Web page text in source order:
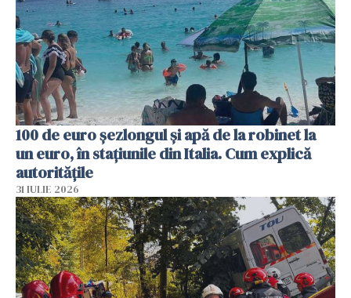
100 de euro șezlongul și apă de la robinet la
un euro, în stațiunile din Italia. Cum explică
autoritățile
31 IULIE 2026